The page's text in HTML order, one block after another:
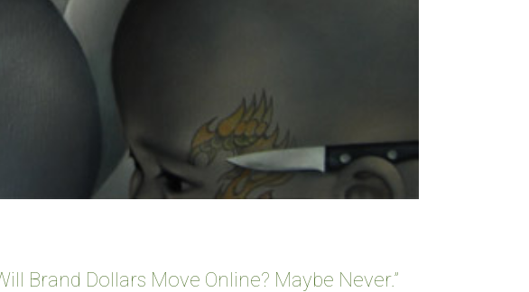
Brand Dollars Move Online? Maybe Never.”